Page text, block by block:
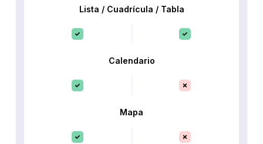
Lista / Cuadrícula / Tabla
Calendario
Mapa